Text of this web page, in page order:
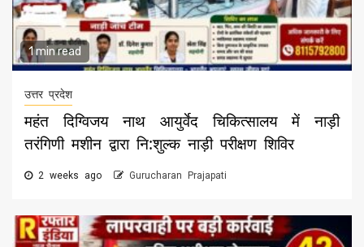
1 min read
उत्तर प्रदेश
महंत दिग्विजय नाथ आयुर्वेद चिकित्सालय में नाड़ी
तरंगिणी मशीन द्वारा नि:शुल्क नाड़ी परीक्षण शिविर
2 weeks ago Gurucharan Prajapati